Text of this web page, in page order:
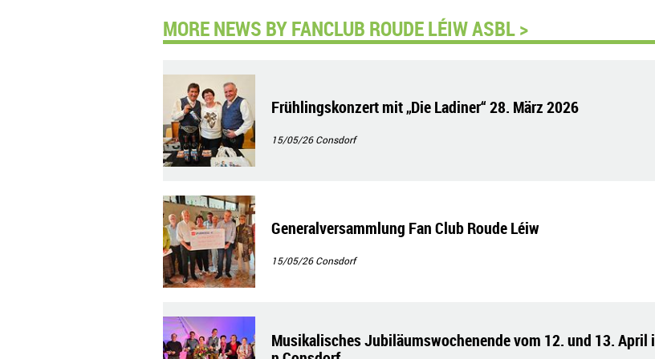
MORE NEWS BY FANCLUB ROUDE LÉIW ASBL >
Frühlingskonzert mit „Die Ladiner“ 28. März 2026
15/05/26Consdorf
Generalversammlung Fan Club Roude Léiw
15/05/26Consdorf
Musikalisches Jubiläumswochenende vom 12. und 13. April i